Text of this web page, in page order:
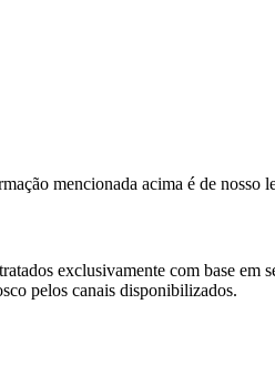
mencionada acima é de nosso
exclusivamente com base
pelos canais disponibilizados.